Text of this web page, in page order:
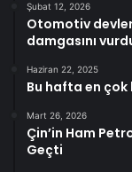
Şubat 12, 2026
Otomotiv
damgasını
Haziran 22, 2025
Bu hafta en çok
Mart 26, 2026
Çin’in Ham
Geçti